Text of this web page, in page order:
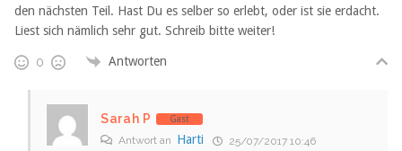
den nächsten Teil. Hast Du es selber so erlebt, oder ist sie erdacht.
Liest sich nämlich sehr gut. Schreib bitte weiter!
0 Antworten
Sarah P Gast
Antwort an Harti 25/07/2017 10:46